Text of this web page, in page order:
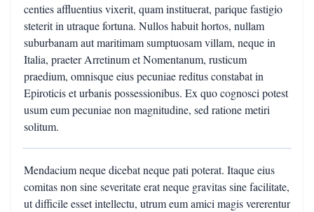
centies affluentius vixerit, quam instituerat, parique fastigio
steterit in utraque fortuna. Nullos habuit hortos, nullam
suburbanam aut maritimam sumptuosam villam, neque in
Italia, praeter Arretinum et Nomentanum, rusticum
praedium, omnisque eius pecuniae reditus constabat in
Epiroticis et urbanis possessionibus. Ex quo cognosci potest
usum eum pecuniae non magnitudine, sed ratione metiri
solitum.
Mendacium neque dicebat neque pati poterat. Itaque eius
comitas non sine severitate erat neque gravitas sine facilitate,
ut difficile esset intellectu, utrum eum amici magis vererentur